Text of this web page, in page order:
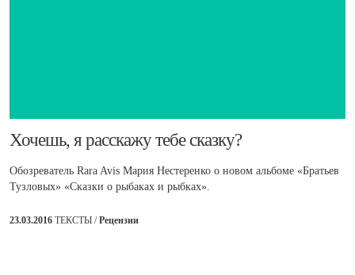
​Хочешь, я расскажу тебе сказку?
Обозреватель Rara Avis Мария Нестеренко о новом альбоме «Братьев
Тузловых» «Сказки о рыбаках и рыбках».
23.03.2016 ТЕКСТЫ /Рецензии